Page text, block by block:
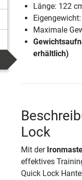
Länge: 122
Maximale
erhältlich)
Lock
Mit der
effektives
Quick Lock